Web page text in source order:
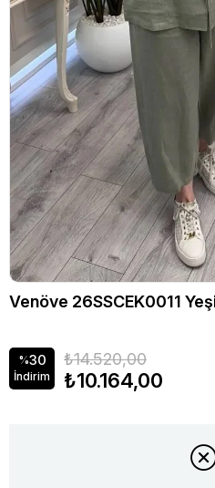
Venöve 26SSCEK0011
%30
İndirim
₺14.520,00
₺10.164,00